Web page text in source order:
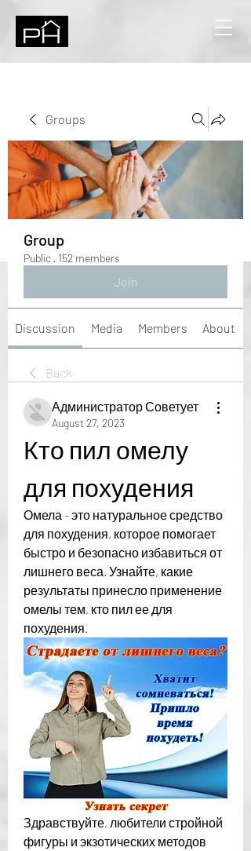
Groups
Group
Public · 152 members
Join
Discussion Media Members About
Back
Администратор Советует
August 27, 2023
Кто пил омелу
для похудения
Омела - это натуральное средство
для похудения, которое помогает
быстро и безопасно избавиться от
лишнего веса. Узнайте, какие
результаты принесло применение
омелы тем, кто пил ее для
похудения.
Здравствуйте, любители стройной
фигуры и экзотических методов